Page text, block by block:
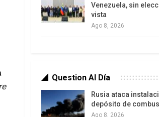
Venezuela, sin
vista
Ago 8, 2026
Question Al Día
Rusia ataca
depósito de
Ago 8, 2026